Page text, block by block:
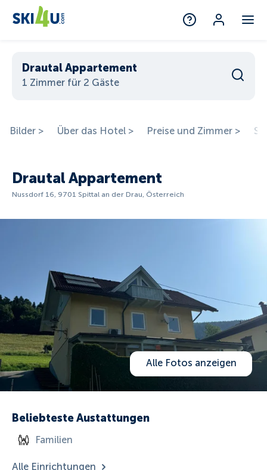
Drautal Appartement
1 Zimmer für 2 Gäste
Bilder > Über das Hotel > Preise und Zimmer >
Drautal Appartement
Nussdorf 16, 9701 Spittal an der Drau, Österreich
Alle Fotos anzeigen
Beliebteste Austattungen
Familien
Alle Einrichtungen